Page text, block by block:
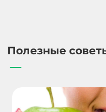
Полезные